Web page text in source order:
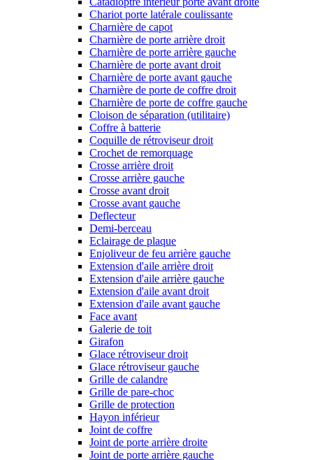
Chariot porte latérale coulissante
Charnière de capot
Charnière de porte arrière droit
Charnière de porte arrière gauche
Charnière de porte avant droit
Charnière de porte avant gauche
Charnière de porte de coffre droit
Charnière de porte de coffre gauche
Cloison de séparation (utilitaire)
Coffre à batterie
Coquille de rétroviseur droit
Crochet de remorquage
Crosse arrière droit
Crosse arrière gauche
Crosse avant droit
Crosse avant gauche
Deflecteur
Demi-berceau
Eclairage de plaque
Enjoliveur de feu arrière gauche
Extension d'aile arrière droit
Extension d'aile arrière gauche
Extension d'aile avant droit
Extension d'aile avant gauche
Face avant
Galerie de toit
Girafon
Glace rétroviseur droit
Glace rétroviseur gauche
Grille de calandre
Grille de pare-choc
Grille de protection
Hayon inférieur
Joint de coffre
Joint de porte arrière droite
Joint de porte arrière gauche